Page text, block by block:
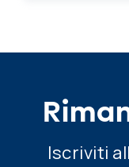
Iscriviti